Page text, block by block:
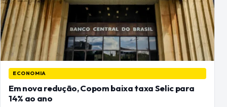
ECONOMIA
Em nova redução, Copom baixa taxa Selic para
14% ao ano